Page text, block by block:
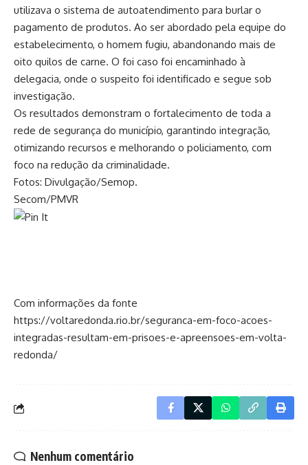
utilizava o sistema de autoatendimento para burlar o
pagamento de produtos. Ao ser abordado pela equipe do
estabelecimento, o homem fugiu, abandonando mais de
oito quilos de carne. O foi caso foi encaminhado à
delegacia, onde o suspeito foi identificado e segue sob
investigação.
Os resultados demonstram o fortalecimento de toda a
rede de segurança do município, garantindo integração,
otimizando recursos e melhorando o policiamento, com
foco na redução da criminalidade.
Fotos: Divulgação/Semop.
Secom/PMVR
Com informações da fonte
https://voltaredonda.rio.br/seguranca-em-foco-acoes-
integradas-resultam-em-prisoes-e-apreensoes-em-volta-
redonda/
Nenhum comentário